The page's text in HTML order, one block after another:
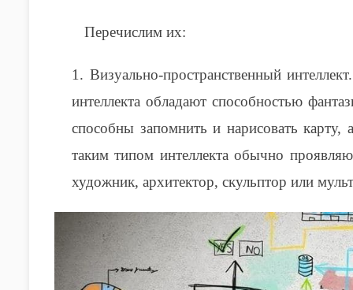
Перечислим их:
1. Визуально-пространственный
интеллекта обладают способностью
способны запомнить и нарисовать
таким типом интеллекта обычно
художник, архитектор, скульптор или